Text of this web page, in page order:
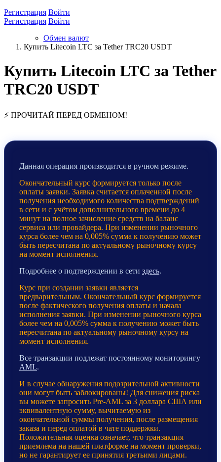
Регистрация Войти
Регистрация Войти
Обмен валют
Купить Litecoin LTC за Tether TRC20 USDT
Купить Litecoin LTC за Tether
TRC20 USDT
⚡ ПРОЧИТАЙ ПЕРЕД ОБМЕНОМ!
Данная операция производится в ручном режиме.
Окончательный курс формируется только после
оплаты заявки. Заявка считается оплаченной после
получения необходимого количества подтверждений
в сети и с учётом дополнительного времени до 4
минут на полное зачисление средств на баланс
сервиса или провайдера. При изменении рыночного
курса более чем на 0,005% сумма к получению может
быть пересчитана по актуальному рыночному курсу
на момент исполнения.
Подробнее о подтверждении в сети здесь.
Курс при создании заявки является
предварительным. Окончательный курс формируется
после фактического получения оплаты и начала
исполнения заявки. При изменении рыночного курса
более чем на 0,005% сумма к получению может быть
пересчитана по актуальному рыночному курсу на
момент исполнения.
Все транзакции подлежат постоянному мониторингу
AML.
И в случае обнаружения подозрительной активности
они могут быть заблокированы! Для снижения риска
вы можете запросить Pre-AML за 3 доллара США или
эквивалентную сумму, вычитаемую из
окончательной суммы получения, после размещения
заказа и перед оплатой в чате поддержки.
Положительная оценка означает, что транзакция
приемлема на нашей платформе на момент проверки,
но не гарантирует ее принятия третьими лицами.